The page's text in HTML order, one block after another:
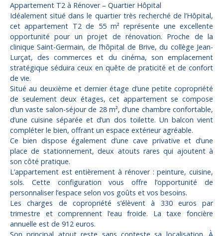
Appartement T2 à Rénover – Quartier Hôpital
Idéalement situé dans le quartier très recherché de l’Hôpital,
cet appartement T2 de 55 m² représente une excellente
opportunité pour un projet de rénovation. Proche de la
clinique Saint-Germain, de l’hôpital de Brive, du collège Jean-
Lurçat, des commerces et du cinéma, son emplacement
stratégique séduira ceux en quête de praticité et de confort
de vie.
Situé au deuxième et dernier étage d’une petite copropriété
de seulement deux étages, cet appartement se compose
d’un vaste salon-séjour de 28 m², d’une chambre confortable,
d’une cuisine séparée et d’un dos toilette. Un balcon vient
compléter le bien, offrant un espace extérieur agréable.
Ce bien dispose également d’une cave privative et d’une
place de stationnement, deux atouts rares qui ajoutent à
son côté pratique.
L’appartement est entièrement à rénover : peinture, cuisine,
sols. Cette configuration vous offre l’opportunité de
personnaliser l’espace selon vos goûts et vos besoins.
Les charges de copropriété s’élèvent à 330 euros par
trimestre et comprennent l’eau froide. La taxe foncière
annuelle est de 912 euros.